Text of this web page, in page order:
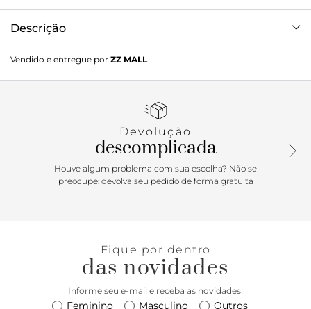
Descrição
estava procurando! Com lavagem média, a peça possui
cintura intermediária, bolsos frontais e posteriores e
produções! We love it! Composição: 100% Algodão. A
90 cm | Cintura: 63 cm
Vendido e entregue por ZZ MALL
Devolução
descomplicada
Houve algum problema com sua escolha? Não se
preocupe: devolva seu pedido de forma gratuita
Fique por dentro
das novidades
Informe seu e-mail e receba as novidades!
Feminino Masculino Outros